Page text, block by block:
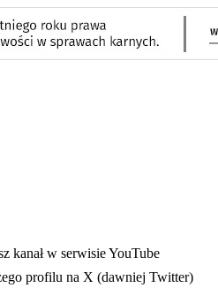
karcie
w nowej karcie
kanał w serwisie YouTube
profilu na X (dawniej Twitter)